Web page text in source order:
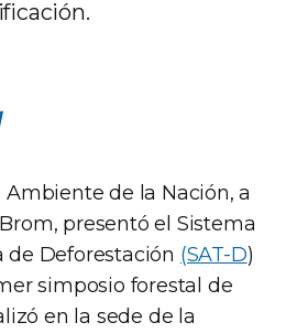
Ambiente de la Nación, a
presentó el Sistema
de Deforestación (SAT-D)
simposio forestal de
en la sede de la